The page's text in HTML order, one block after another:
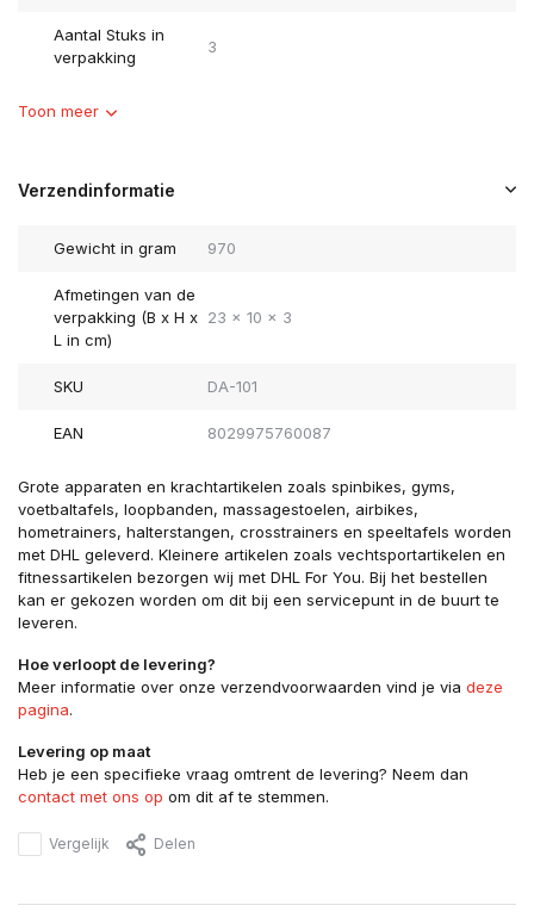
Aantal Stuks in
verpakking
3
Toon meer
Verzendinformatie
Gewicht in gram 970
Afmetingen van de
verpakking (B x H x
L in cm)
23 x 10 x 3
SKU DA-101
EAN 8029975760087
Grote apparaten en krachtartikelen zoals spinbikes, gyms,
voetbaltafels, loopbanden, massagestoelen, airbikes,
hometrainers, halterstangen, crosstrainers en speeltafels worden
met DHL geleverd. Kleinere artikelen zoals vechtsportartikelen en
fitnessartikelen bezorgen wij met DHL For You. Bij het bestellen
kan er gekozen worden om dit bij een servicepunt in de buurt te
leveren.
Hoe verloopt de levering?
Meer informatie over onze verzendvoorwaarden vind je via deze
pagina.
Levering op maat
Heb je een specifieke vraag omtrent de levering? Neem dan
contact met ons op om dit af te stemmen.
Vergelijk Delen